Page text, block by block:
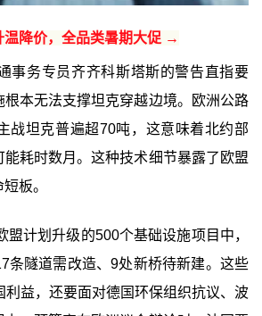
温降价，全品类暑期大促 →
事务专员齐齐科斯塔斯的警告直指要
本无法支撑坦克穿越边境。欧洲公路
战坦克普遍超70吨，这意味着北约部
能耗时数月。这种技术细节暴露了欧盟
板。
盟计划升级的500个基础设施项目中，
条隧道需改造、9处新桥待新建。这些
利益，还要面对德国环保组织抗议、波